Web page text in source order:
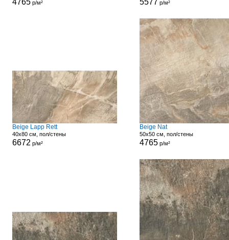
4765р/м² 5577 р/м²
Beige Lapp Rett
40x80 см, пол/стены
6672 р/м²
Beige Nat
50x50 см, пол/стены
4765р/м²